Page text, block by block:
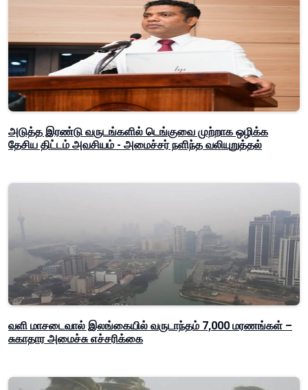
அடுத்த இரண்டு வருடங்களில் டெங்குவை முற்றாக ஒழிக்க
தேசிய திட்டம் அவசியம் - அமைச்சர் நளிந்த வலியுறுத்தல்
வளி மாசடைவால் இலங்கையில் வருடாந்தம் 7,000 மரணங்கள் –
சுகாதார அமைச்சு எச்சரிக்கை